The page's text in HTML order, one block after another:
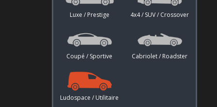
Luxe / Prestige 4x4 / SUV / Crossover
Coupé / Sportive Cabriolet / Roadster
Ludospace / Utilitaire